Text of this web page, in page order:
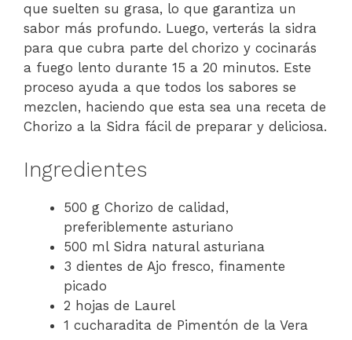
que suelten su grasa, lo que garantiza un
sabor más profundo. Luego, verterás la sidra
para que cubra parte del chorizo y cocinarás
a fuego lento durante 15 a 20 minutos. Este
proceso ayuda a que todos los sabores se
mezclen, haciendo que esta sea una receta de
Chorizo a la Sidra fácil de preparar y deliciosa.
Ingredientes
500 g Chorizo de calidad,
preferiblemente asturiano
500 ml Sidra natural asturiana
3 dientes de Ajo fresco, finamente
picado
2 hojas de Laurel
1 cucharadita de Pimentón de la Vera